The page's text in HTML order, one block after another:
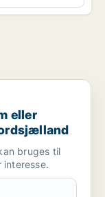
til
eller
bruges til